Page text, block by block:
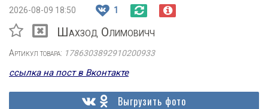
2026-08-09 18:50 1
Шахзод Олимовичч
Артикул товара: 1786303892910200933
ссылка на пост в Вконтакте
Выгрузить фото